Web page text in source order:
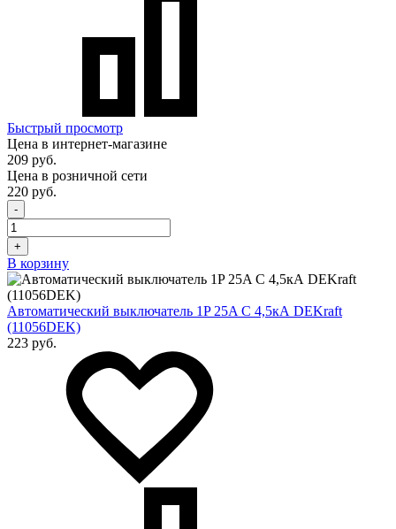
Быстрый просмотр
Цена в интернет-магазине
209 руб.
Цена в розничной сети
220 руб.
-
+
В корзину
Автоматический выключатель 1P 25A C 4,5кА DEKraft
(11056DEK)
223 руб.